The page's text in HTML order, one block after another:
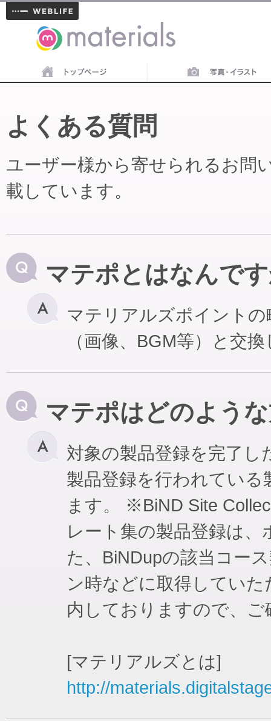
materials
よくある質問
ユーザー様から寄せられるお問
載しています。
マテポとはなんで
マテリアルズポイント
（画像、BGM等）と交
マテポはどのよう
対象の製品登録を完了
製品登録を行われてい
ます。 ※BiND Site
レート集の製品登録は
た、BiNDupの該当コー
ン時などに取得してい
内しておりますので、
[マテリアルズとは]
http://